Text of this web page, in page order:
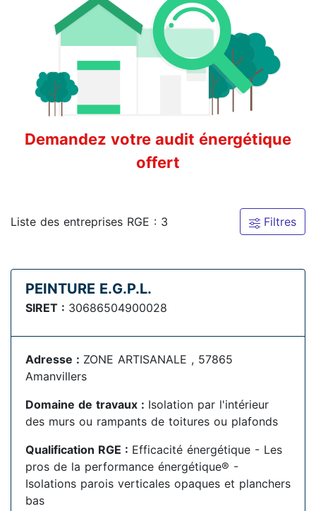
Demandez votre audit énergétique
offert
Liste des entreprises RGE : 3 Filtres
PEINTURE E.G.P.L.
SIRET : 30686504900028
Adresse : ZONE ARTISANALE , 57865
Amanvillers
Domaine de travaux : Isolation par l'intérieur
des murs ou rampants de toitures ou plafonds
Qualification RGE : Efficacité énergétique - Les
pros de la performance énergétique® -
Isolations parois verticales opaques et planchers
bas